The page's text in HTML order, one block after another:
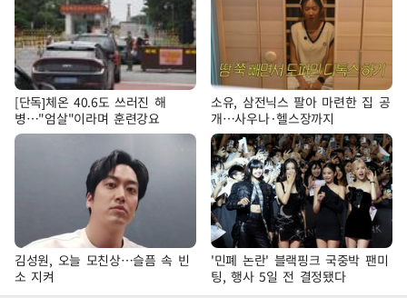
[단독]체온 40.6도 쓰러진 해
병…"엄살"이라며 훈련강요
소유, 삼전닉스 팔아 마련한 집 공
개…사우나·헬스장까지
김성원, 오늘 모친상…슬픔 속 빈
소 지켜
'민폐 논란' 블랙핑크 국중박 팬미
팅, 행사 5일 전 결정됐다